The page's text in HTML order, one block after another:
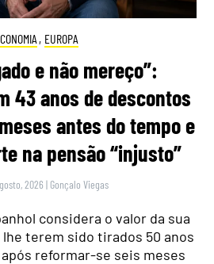
, EUROPA
e não mereço”:
43 anos de descontos
antes do tempo e
na pensão “injusto”
2026 | Gonçalo Viegas
considera o valor da sua
terem sido tirados 50 anos
reformar-se seis meses